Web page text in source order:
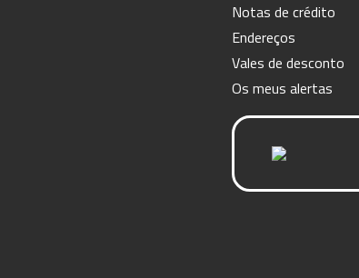
Notas de crédito
Endereços
Vales de desconto
Os meus alertas